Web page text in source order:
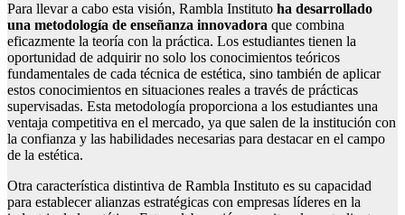
Para llevar a cabo esta visión, Rambla Instituto ha desarrollado
una metodología de enseñanza innovadora que combina
eficazmente la teoría con la práctica. Los estudiantes tienen la
oportunidad de adquirir no solo los conocimientos teóricos
fundamentales de cada técnica de estética, sino también de aplicar
estos conocimientos en situaciones reales a través de prácticas
supervisadas. Esta metodología proporciona a los estudiantes una
ventaja competitiva en el mercado, ya que salen de la institución con
la confianza y las habilidades necesarias para destacar en el campo
de la estética.
Otra característica distintiva de Rambla Instituto es su capacidad
para establecer alianzas estratégicas con empresas líderes en la